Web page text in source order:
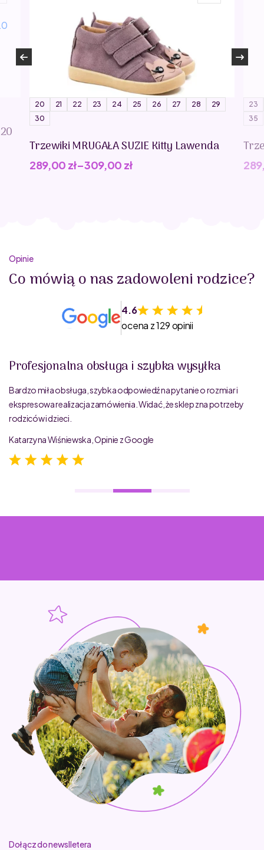
20 21 22 23 24 25 26 27 28
29
30
Trzewiki MRUGAŁA SUZIE Kitty Lawenda
289,00 zł–309,00 zł
23
35
Opinie
Co mówią o nas zadowoleni rodzice?
4.6
ocena z 129 opinii
Profesjonalna obsługa i szybka wysyłka
Bardzo miła obsługa, szybka odpowiedź na pytanie o rozmiar i
ekspresowa realizacja zamówienia. Widać, że sklep zna potrzeby
rodziców i dzieci.
Katarzyna Wiśniewska, Opinie z Google
Dołącz do newslletera